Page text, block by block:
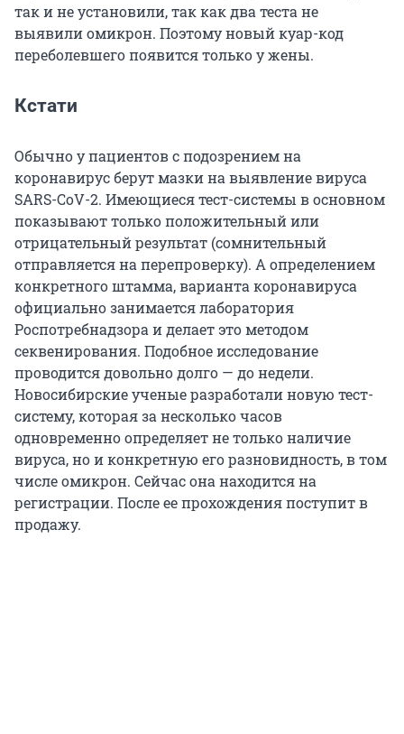
так и не установили, так как два теста не
выявили омикрон. Поэтому новый куар-код
переболевшего появится только у жены.
Кстати
Обычно у пациентов с подозрением на
коронавирус берут мазки на выявление вируса
SARS-CoV-2. Имеющиеся тест-системы в основном
показывают только положительный или
отрицательный результат (сомнительный
отправляется на перепроверку). А определением
конкретного штамма, варианта коронавируса
официально занимается лаборатория
Роспотребнадзора и делает это методом
секвенирования. Подобное исследование
проводится довольно долго — до недели.
Новосибирские ученые разработали новую тест-
систему, которая за несколько часов
одновременно определяет не только наличие
вируса, но и конкретную его разновидность, в том
числе омикрон. Сейчас она находится на
регистрации. После ее прохождения поступит в
продажу.